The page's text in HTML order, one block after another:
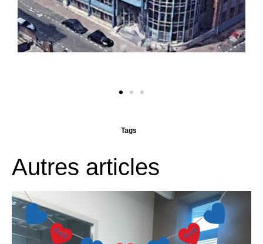
Tags
Autres articles